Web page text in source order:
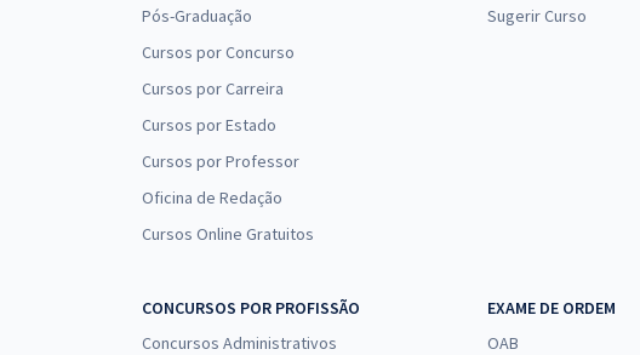
Pós-Graduação
Cursos por Concurso
Cursos por Carreira
Cursos por Estado
Cursos por Professor
Oficina de Redação
Cursos Online Gratuitos
Sugerir Curso
CONCURSOS POR PROFISSÃO
Concursos Administrativos
EXAME DE ORDEM
OAB